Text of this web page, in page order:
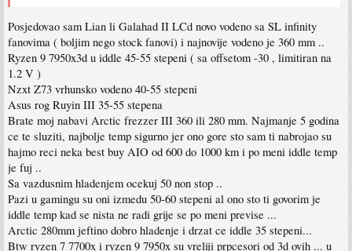
Posjedovao sam Lian li Galahad II LCd novo vodeno sa SL infinity
fanovima ( boljim nego stock fanovi) i najnovije vodeno je 360 mm ..
Ryzen 9 7950x3d u iddle 45-55 stepeni ( sa offsetom -30 , limitiran na
1.2 V )
Nzxt Z73 vrhunsko vodeno 40-55 stepeni
Asus rog Ruyin III 35-55 stepena
Brate moj nabavi Arctic frezzer III 360 ili 280 mm. Najmanje 5 godina
ce te sluziti, najbolje temp sigurno jer ono gore sto sam ti nabrojao su
hajmo reci neka best buy AIO od 600 do 1000 km i po meni iddle temp
je fuj ..
Sa vazdusnim hladenjem ocekuj 50 non stop ..
Pazi u gamingu su oni izmedu 50-60 stepeni al ono sto ti govorim je
iddle temp kad se nista ne radi grije se po meni previse ...
Arctic 280mm jeftino dobro hladenje i drzat ce iddle 35 stepeni...
Btw ryzen 7 7700x i ryzen 9 7950x su vreliji prpcesori od 3d ovih ... u